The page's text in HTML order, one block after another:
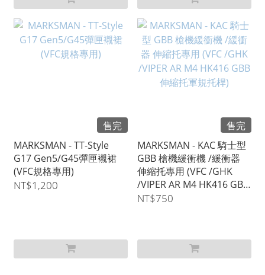
售完
MARKSMAN - TT-Style
G17 Gen5/G45彈匣襯裙
(VFC規格專用)
NT$1,200
售完
MARKSMAN - KAC 騎士型
GBB 槍機緩衝機 /緩衝器
伸縮托專用 (VFC /GHK
/VIPER AR M4 HK416 GBB
伸縮托軍規托桿)
NT$750